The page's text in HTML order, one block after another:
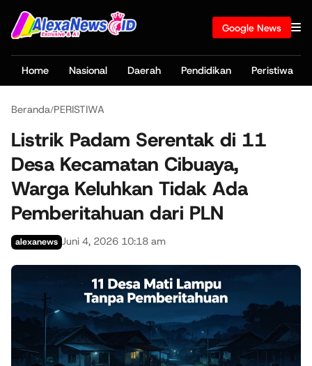
Google News
Home Nasional Daerah Pendidikan Peristiwa
Beranda/PERISTIWA
Listrik Padam Serentak di 11
Desa Kecamatan Cibuaya,
Warga Keluhkan Tidak Ada
Pemberitahuan dari PLN
alexanews Juni 4, 2026 10:18 am